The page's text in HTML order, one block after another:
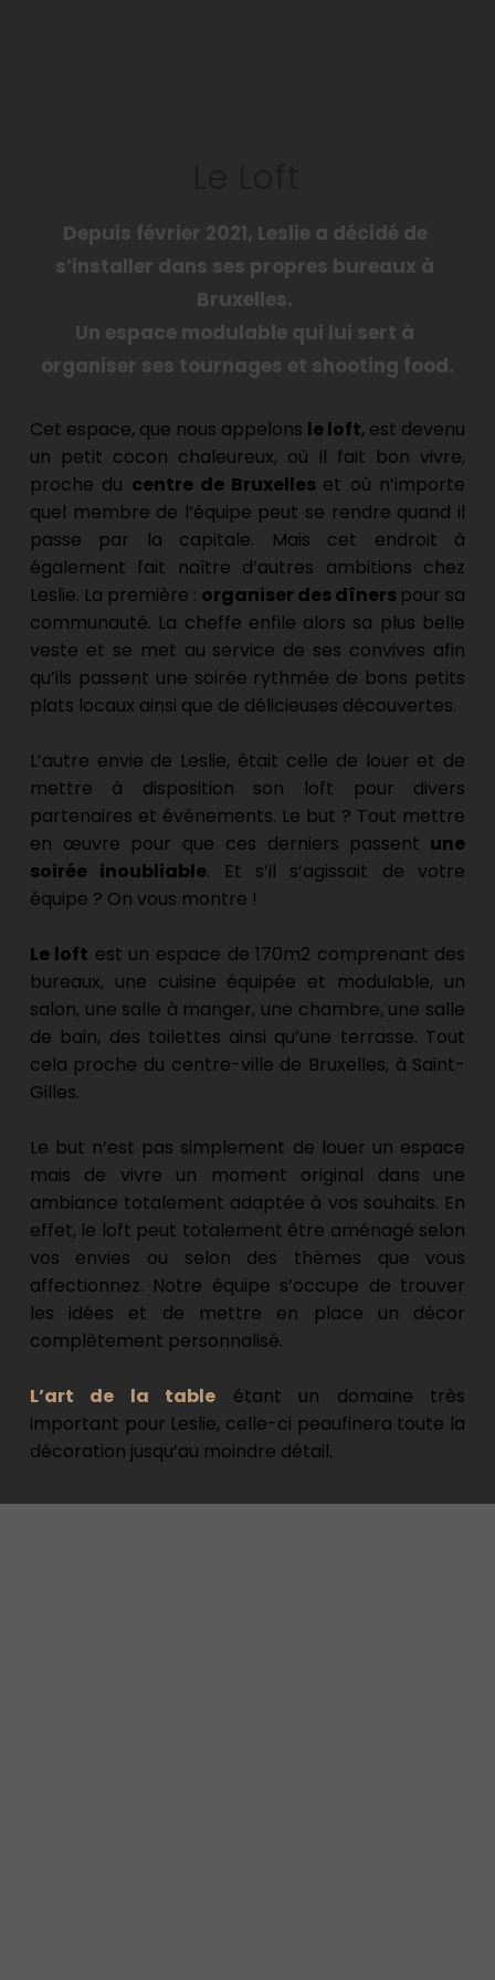
Depuis février 2021, Leslie a décidé de
s’installer dans ses propres bureaux à
Bruxelles.
Un espace modulable qui lui sert à
organiser ses tournages et shooting food.
Cet espace, que nous appelons le loft, est devenu
un petit cocon chaleureux, où il fait bon vivre,
proche du centre de Bruxelles et où n’importe
quel membre de l’équipe peut se rendre quand il
passe par la capitale. Mais cet endroit à
également fait naître d’autres ambitions chez
Leslie. La première : organiser des dîners pour sa
communauté. La cheffe enfile alors sa plus belle
veste et se met au service de ses convives afin
qu’ils passent une soirée rythmée de bons petits
plats locaux ainsi que de délicieuses découvertes.
L’autre envie de Leslie, était celle de louer et de
mettre à disposition son loft pour divers
partenaires et événements. Le but ? Tout mettre
en œuvre pour que ces derniers passent une
soirée inoubliable. Et s’il s’agissait de votre
équipe ? On vous montre !
Le loft est un espace de 170m2 comprenant des
bureaux, une cuisine équipée et modulable, un
salon, une salle à manger, une chambre, une salle
de bain, des toilettes ainsi qu’une terrasse. Tout
cela proche du centre-ville de Bruxelles, à Saint-
Gilles.
Le but n’est pas simplement de louer un espace
mais de vivre un moment original dans une
ambiance totalement adaptée à vos souhaits. En
effet, le loft peut totalement être aménagé selon
vos envies ou selon des thèmes que vous
affectionnez. Notre équipe s’occupe de trouver
les idées et de mettre en place un décor
complètement personnalisé.
L’art de la table étant un domaine très
important pour Leslie, celle-ci peaufinera toute la
décoration jusqu’au moindre détail.